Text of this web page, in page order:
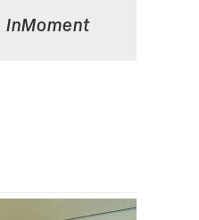
InMoment